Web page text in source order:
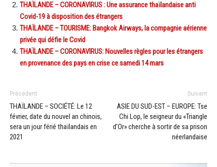
THAÏLANDE – CORONAVIRUS : Une assurance thaïlandaise anti
Covid-19 à disposition des étrangers
THAÏLANDE – TOURISME: Bangkok Airways, la compagnie aérienne
privée qui défie le Covid
THAÏLANDE – CORONAVIRUS: Nouvelles règles pour les étrangers
en provenance des pays en crise ce samedi 14 mars
Précédent
THAÏLANDE – SOCIÉTÉ: Le 12
février, date du nouvel an chinois,
sera un jour férié thaïlandais en
2021
Suivant
ASIE DU SUD-EST – EUROPE: Tse
Chi Lop, le seigneur du «Triangle
d’Or» cherche à sortir de sa prison
néerlandaise